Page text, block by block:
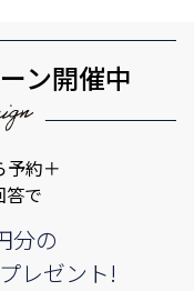
ン開催中
分の
レゼント!
予約＋
答で